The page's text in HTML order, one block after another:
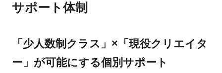
サポート体制
「少人数制クラス」×「現役クリエイタ
ー」が可能にする個別サポート